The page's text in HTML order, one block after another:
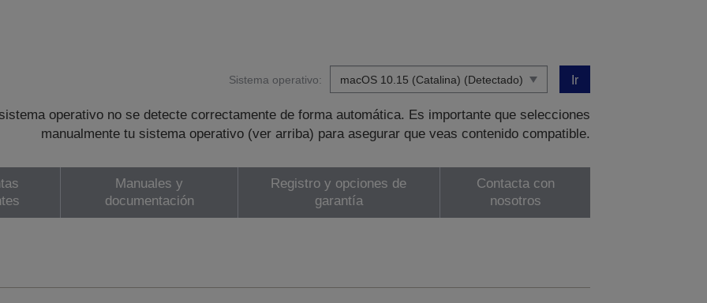
Sistema operativo: Ir
operativo no se detecte correctamente de forma automática. Es importante que selecciones
manualmente tu sistema operativo (ver arriba) para asegurar que veas contenido compatible.
Manuales y
documentación
Registro y opciones de
garantía
Contacta con
nosotros